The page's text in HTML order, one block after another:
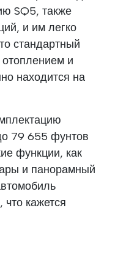
SQ5, также
и им легко
стандартный
и
находится на
79 655 фунтов
функции, как
и панорамный
кажется